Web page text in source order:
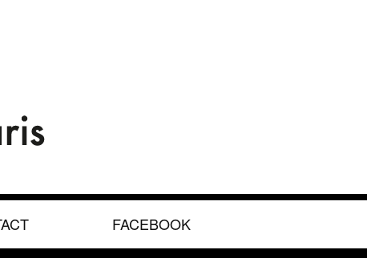
FACEBOOK